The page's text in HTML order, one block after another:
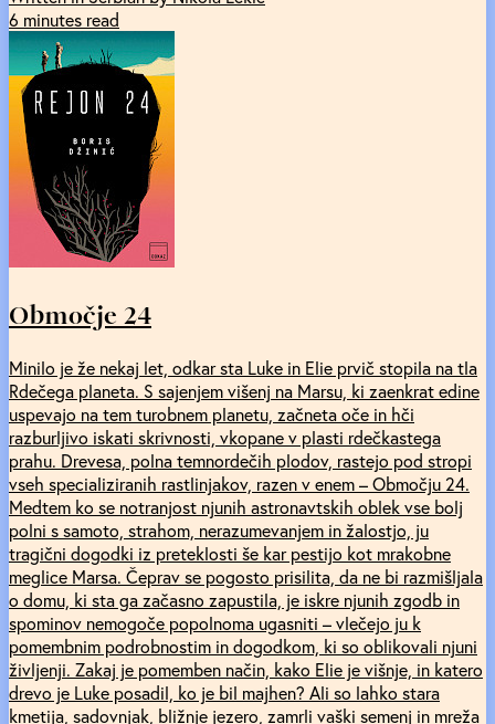
6 minutes read
Območje 24
Minilo je že nekaj let, odkar sta Luke in Elie prvič stopila na tla
Rdečega planeta. S sajenjem višenj na Marsu, ki zaenkrat edine
uspevajo na tem turobnem planetu, začneta oče in hči
razburljivo iskati skrivnosti, vkopane v plasti rdečkastega
prahu. Drevesa, polna temnordečih plodov, rastejo pod stropi
vseh specializiranih rastlinjakov, razen v enem – Območju 24.
Medtem ko se notranjost njunih astronavtskih oblek vse bolj
polni s samoto, strahom, nerazumevanjem in žalostjo, ju
tragični dogodki iz preteklosti še kar pestijo kot mrakobne
meglice Marsa. Čeprav se pogosto prisilita, da ne bi razmišljala
o domu, ki sta ga začasno zapustila, je iskre njunih zgodb in
spominov nemogoče popolnoma ugasniti – vlečejo ju k
pomembnim podrobnostim in dogodkom, ki so oblikovali njuni
življenji. Zakaj je pomemben način, kako Elie je višnje, in katero
drevo je Luke posadil, ko je bil majhen? Ali so lahko stara
kmetija, sadovnjak, bližnje jezero, zamrli vaški semenj in mreža